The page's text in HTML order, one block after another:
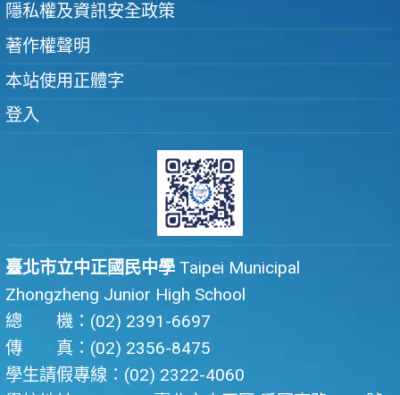
隱私權及資訊安全政策
著作權聲明
本站使用正體字
登入
臺北市立中正國民中學 Taipei Municipal
Zhongzheng Junior High School
總 機：(02) 2391-6697
傳 真：(02) 2356-8475
學生請假專線：(02) 2322-4060